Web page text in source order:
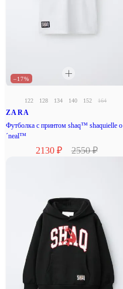
–17%
122 128 134 140 152 164
ZARA
Футболка с принтом shaq™ shaquielle o
´neal™
2130 ₽ 2550 ₽